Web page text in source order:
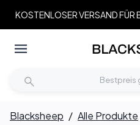
KOSTENLOSER VERSAND
Blacksheep / Alle Produkte